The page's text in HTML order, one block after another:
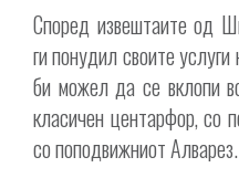
Според извештаите од
ги понудил своите
би можел да се вклопи
класичен центарфор, со
со поподвижниот Алварез.